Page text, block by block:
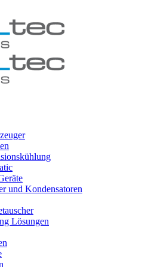
und Kondensatoren
Lösungen